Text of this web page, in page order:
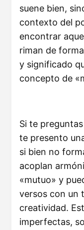
suene bien,
contexto del
encontrar
riman de
y significado
concepto de
Si te preguntas
te presento
si bien no
acoplan
«mutuo» y
versos con un
creatividad.
imperfectas,